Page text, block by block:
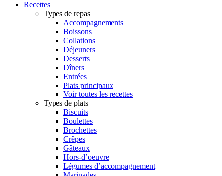
Recettes
Types de repas
Accompagnements
Boissons
Collations
Déjeuners
Desserts
Dîners
Entrées
Plats principaux
Voir toutes les recettes
Types de plats
Biscuits
Boulettes
Brochettes
Crêpes
Gâteaux
Hors-d’oeuvre
Légumes d’accompagnement